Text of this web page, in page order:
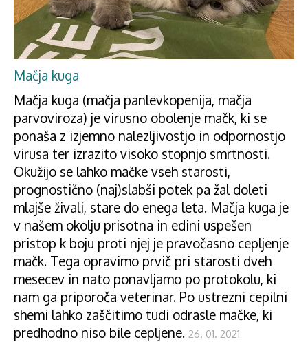
Mačja kuga
Mačja kuga (mačja panlevkopenija, mačja
parvoviroza) je virusno obolenje mačk, ki se
ponaša z izjemno nalezljivostjo in odpornostjo
virusa ter izrazito visoko stopnjo smrtnosti.
Okužijo se lahko mačke vseh starosti,
prognostično (naj)slabši potek pa žal doleti
mlajše živali, stare do enega leta. Mačja kuga je
v našem okolju prisotna in edini uspešen
pristop k boju proti njej je pravočasno cepljenje
mačk. Tega opravimo prvič pri starosti dveh
mesecev in nato ponavljamo po protokolu, ki
nam ga priporoča veterinar. Po ustrezni cepilni
shemi lahko zaščitimo tudi odrasle mačke, ki
predhodno niso bile cepljene. 26. 01. 2021